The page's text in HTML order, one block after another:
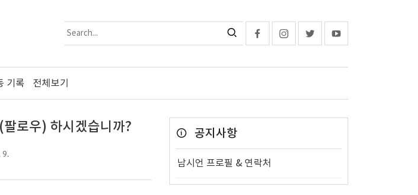
기록 전체보기
로우) 하시겠습니까?
9.
공지사항
남시언 프로필 & 연락처